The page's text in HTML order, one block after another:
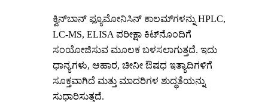
ಕ್ವಿನ್‌ಬಾನ್ ಫ್ಯೂಮೋನಿಸಿನ್ ಕಾಲಮ್‌ಗಳನ್ನು HPLC,
LC-MS, ELISA ಪರೀಕ್ಷಾ ಕಿಟ್‌ನೊಂದಿಗೆ
ಸಂಯೋಜಿಸುವ ಮೂಲಕ ಬಳಸಲಾಗುತ್ತದೆ. ಇದು
ಧಾನ್ಯಗಳು, ಆಹಾರ, ಚೀನೀ ಔಷಧ ಇತ್ಯಾದಿಗಳಿಗೆ
ಸೂಕ್ತವಾಗಿದೆ ಮತ್ತು ಮಾದರಿಗಳ ಶುದ್ಧತೆಯನ್ನು
ಸುಧಾರಿಸುತ್ತದೆ.